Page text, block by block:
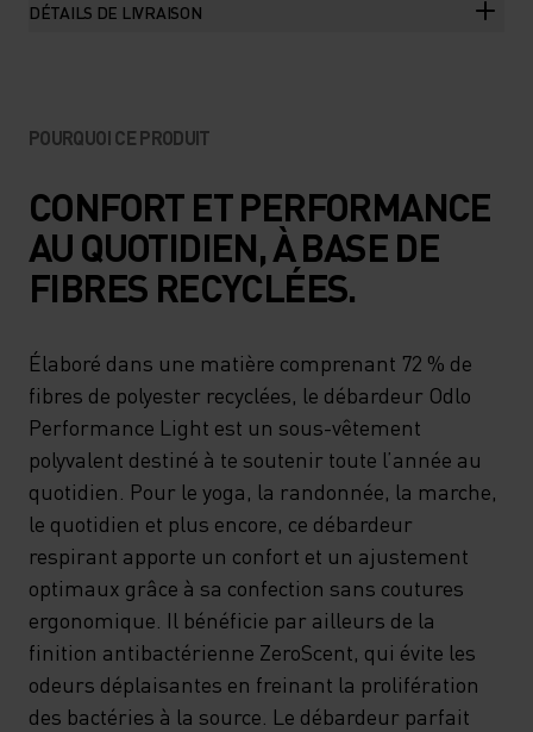
DÉTAILS DE LIVRAISON
POURQUOI CE PRODUIT
CONFORT ET PERFORMANCE
AU QUOTIDIEN, À BASE DE
FIBRES RECYCLÉES.
Élaboré dans une matière comprenant 72 % de
fibres de polyester recyclées, le débardeur Odlo
Performance Light est un sous-vêtement
polyvalent destiné à te soutenir toute l’année au
quotidien. Pour le yoga, la randonnée, la marche,
le quotidien et plus encore, ce débardeur
respirant apporte un confort et un ajustement
optimaux grâce à sa confection sans coutures
ergonomique. Il bénéficie par ailleurs de la
finition antibactérienne ZeroScent, qui évite les
odeurs déplaisantes en freinant la prolifération
des bactéries à la source. Le débardeur parfait